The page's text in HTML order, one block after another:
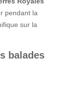
pendant la
sur la
balades